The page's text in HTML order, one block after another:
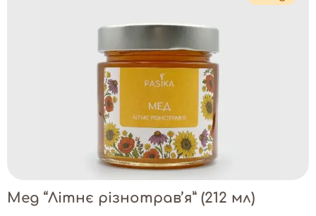
Мед “Літнє різнотрав’я” (212 мл)